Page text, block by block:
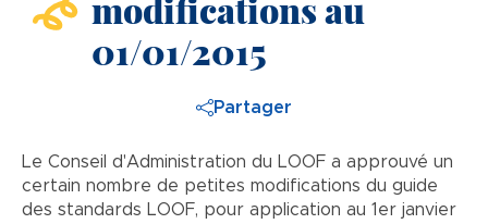
01/01/2015
Partager
Le Conseil d'Administration du LOOF a approuvé un
certain nombre de petites modifications du guide
des standards LOOF, pour application au 1er janvier